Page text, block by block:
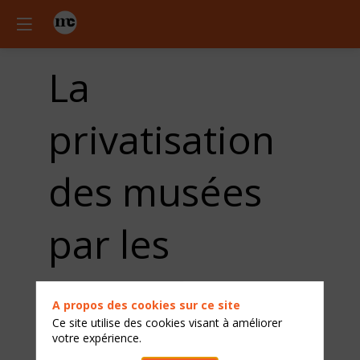
La
privatisation
des musées
par les
particuliers,
une ligne
A propos des cookies sur ce site
Ce site utilise des cookies visant à améliorer
votre expérience.